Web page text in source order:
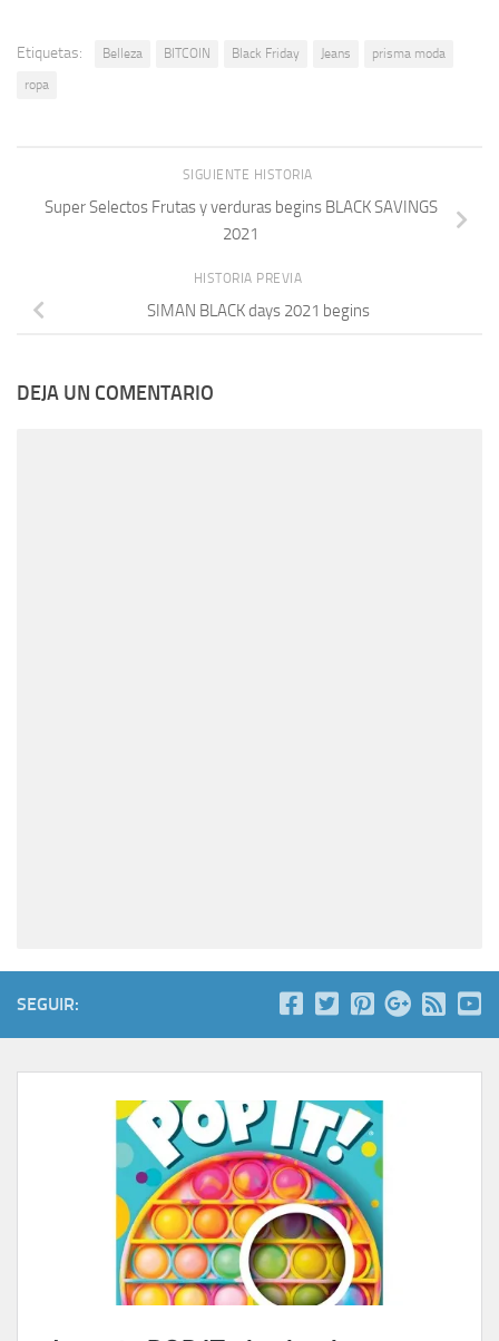
Etiquetas: Belleza BITCOIN Black Friday Jeans
prisma moda
ropa
SIGUIENTE HISTORIA
Super Selectos Frutas y verduras begins BLACK SAVINGS
2021
HISTORIA PREVIA
SIMAN BLACK days 2021 begins
DEJA UN COMENTARIO
SEGUIR: